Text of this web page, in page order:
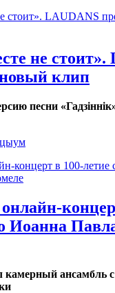
не стоит».
клип
песни
Иоанна
камерный ансамбль